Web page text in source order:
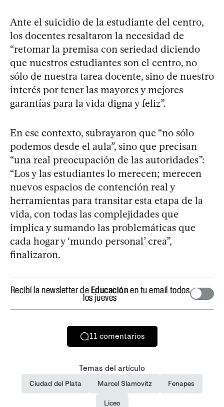
Ante el suicidio de la estudiante del centro,
los docentes resaltaron la necesidad de
“retomar la premisa con seriedad diciendo
que nuestros estudiantes son el centro, no
sólo de nuestra tarea docente, sino de nuestro
interés por tener las mayores y mejores
garantías para la vida digna y feliz”.
En ese contexto, subrayaron que “no sólo
podemos desde el aula”, sino que precisan
“una real preocupación de las autoridades”:
“Los y las estudiantes lo merecen; merecen
nuevos espacios de contención real y
herramientas para transitar esta etapa de la
vida, con todas las complejidades que
implica y sumando las problemáticas que
cada hogar y ‘mundo personal’ crea”,
finalizaron.
Recibí la newsletter deEducaciónen tu email todos
los jueves
11 comentarios
Temas del artículo
Ciudad del Plata Marcel Slamovitz Fenapes
Liceo